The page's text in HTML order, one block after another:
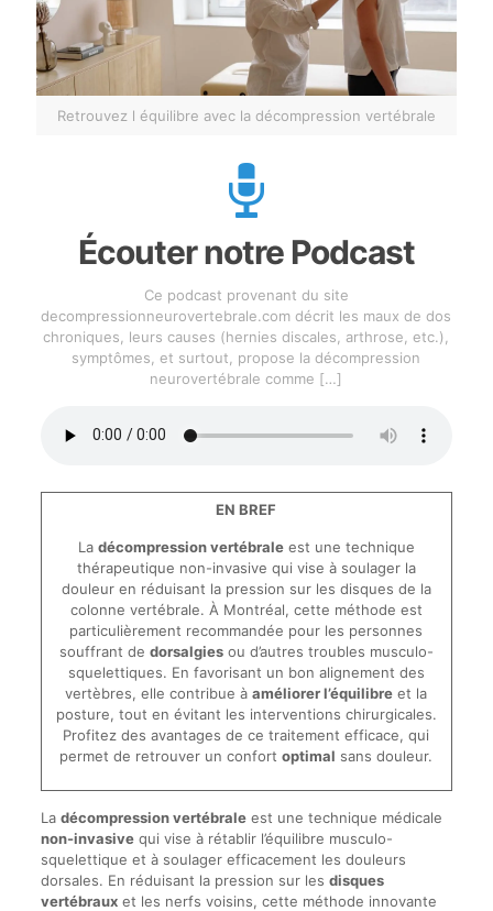
Retrouvez l équilibre avec la décompression vertébrale
Écouter notre Podcast
Ce podcast provenant du site
decompressionneurovertebrale.com décrit les maux de dos
chroniques, leurs causes (hernies discales, arthrose, etc.),
symptômes, et surtout, propose la décompression
neurovertébrale comme […]
EN BREF
La décompression vertébraleest une technique
thérapeutique non-invasive qui vise à soulager la
douleur en réduisant la pression sur les disques de la
colonne vertébrale. À Montréal, cette méthode est
particulièrement recommandée pour les personnes
souffrant de dorsalgiesou d’autres troubles musculo-
squelettiques. En favorisant un bon alignement des
vertèbres, elle contribue àaméliorer l’équilibre et la
posture, tout en évitant les interventions chirurgicales.
Profitez des avantages de ce traitement efficace, qui
permet de retrouver un confortoptimal sans douleur.
La décompression vertébraleest une technique médicale
non-invasivequi vise à rétablir l’équilibre musculo-
squelettique et à soulager efficacement les douleurs
dorsales. En réduisant la pression sur les disques
vertébrauxet les nerfs voisins, cette méthode innovante